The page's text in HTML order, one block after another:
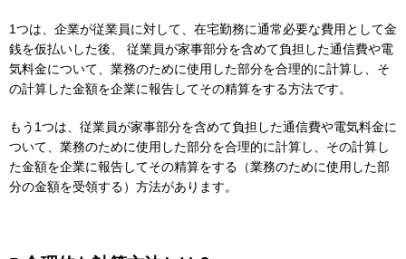
1つは、企業が従業員に対して、在宅勤務に通常必要な費用として金
銭を仮払いした後、 従業員が家事部分を含めて負担した通信費や電
気料金について、業務のために使用した部分を合理的に計算し、そ
の計算した金額を企業に報告してその精算をする方法です。
もう1つは、従業員が家事部分を含めて負担した通信費や電気料金に
ついて、業務のために使用した部分を合理的に計算し、その計算し
た金額を企業に報告してその精算をする（業務のために使用した部
分の金額を受領する）方法があります。